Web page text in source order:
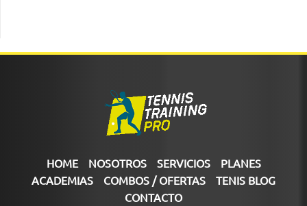
HOME NOSOTROS SERVICIOS
PLANES
ACADEMIAS
COMBOS / OFERTAS
TENIS BLOG
CONTACTO